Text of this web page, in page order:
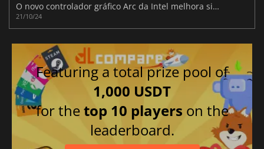
O novo controlador gráfico Arc da Intel melhora significativamente o desempenho das iGPUs Lunar Lake e das GPUs Arc em vários jogos.
21/10/24
Featuring a total prize pool of
1,000 USDT
for thetop 10 players on the
leaderboard.